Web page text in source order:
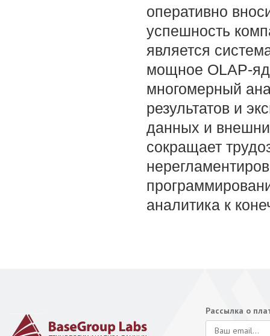
оперативно
успешность
является
мощное OLAP-
многомерный
результатов и
данных и
сокращает
аналитика к
Рассылка о